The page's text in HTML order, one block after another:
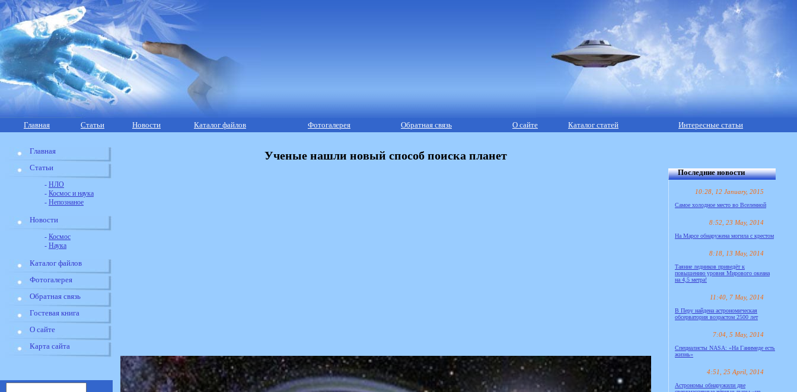
Главная Статьи Новости Каталог файлов Фотогалерея Обратная связь О сайте Каталог статей Интересные статьи
Главная
Статьи
- НЛО
- Космос и наука
- Непознаное
Новости
- Космос
- Наука
Каталог файлов
Фотогалерея
Обратная связь
Гостевая книга
О сайте
Карта сайта
Ученые нашли новый способ поиска планет
Последние новости
10:28, 12 January, 2015
Самое холодное место во Вселенной
8:52, 23 May, 2014
На Марсе обнаружена могила с крестом
8:18, 13 May, 2014
Таяние ледников приведёт к
повышению уровня Мирового океана
на 4,5 метра!
11:40, 7 May, 2014
В Перу найдена астрономическая
обсерватория возрастом 2500 лет
7:04, 5 May, 2014
Специалисты NASA: «На Ганимеде есть
жизнь»
4:51, 25 April, 2014
Астрономы обнаружили две